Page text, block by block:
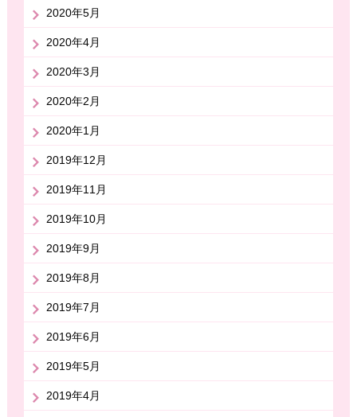
2020年5月
2020年4月
2020年3月
2020年2月
2020年1月
2019年12月
2019年11月
2019年10月
2019年9月
2019年8月
2019年7月
2019年6月
2019年5月
2019年4月